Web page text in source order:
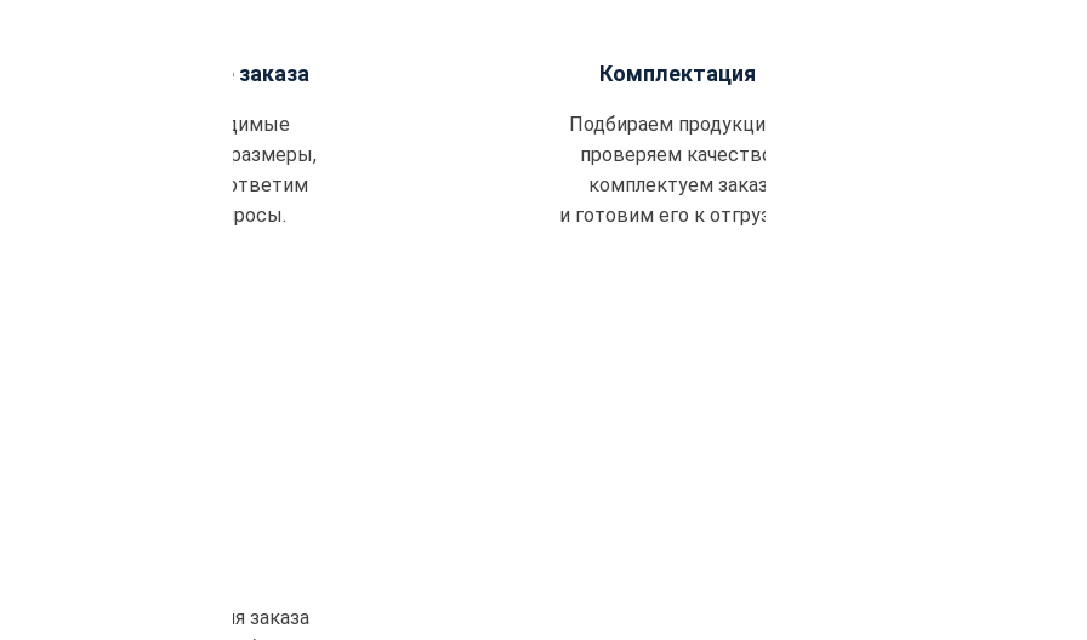
Подтверждение заказа
Уточним необходимые
материалы, объем, размеры,
сроки поставки и ответим
на все ваши вопросы.
Комплектация
Подбираем продукцию,
проверяем качество,
комплектуем заказ
и готовим его к отгрузке.
После согласования заказа